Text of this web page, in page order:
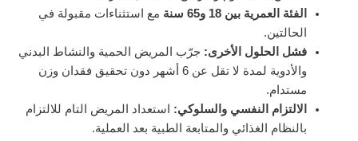
الفئة العمرية بين 18 و65 سنة
مع استثناءات مقبولة في
الحالتين.
فشل الحلول الأخرى: جرّب المريض الحمية والنشاط البدني
والأدوية لمدة لا تقل عن 6 أشهر دون تحقيق فقدان وزن
مستدام.
الالتزام النفسي والسلوكي: استعداد المريض التام للالتزام
بالنظام الغذائي والمتابعة الطبية بعد العملية.